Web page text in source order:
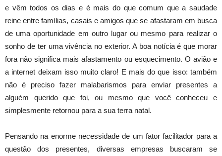
e vêm todos os dias e é mais do que comum que a saudade
reine entre famílias, casais e amigos que se afastaram em busca
de uma oportunidade em outro lugar ou mesmo para realizar o
sonho de ter uma vivência no exterior. A boa notícia é que morar
fora não significa mais afastamento ou esquecimento. O avião e
a internet deixam isso muito claro! E mais do que isso: também
não é preciso fazer malabarismos para enviar presentes a
alguém querido que foi, ou mesmo que você conheceu e
simplesmente retornou para a sua terra natal.
Pensando na enorme necessidade de um fator facilitador para a
questão dos presentes, diversas empresas buscaram se